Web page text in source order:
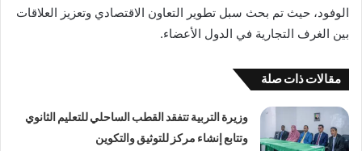
الوفود، حيث تم بحث سبل تطوير التعاون الاقتصادي وتعزيز العلاقات
بين الغرف التجارية في الدول الأعضاء.
مقالات ذات صلة
وزيرة التربية تتفقد القطب الساحلي للتعليم الثانوي
وتتابع إنشاء مركز للتوثيق والتكوين